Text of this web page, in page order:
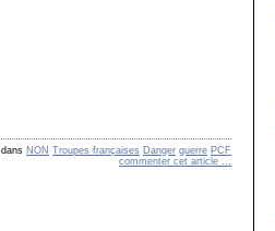
dans NON Troupes françaises Danger guerre PCF
commenter cet article …